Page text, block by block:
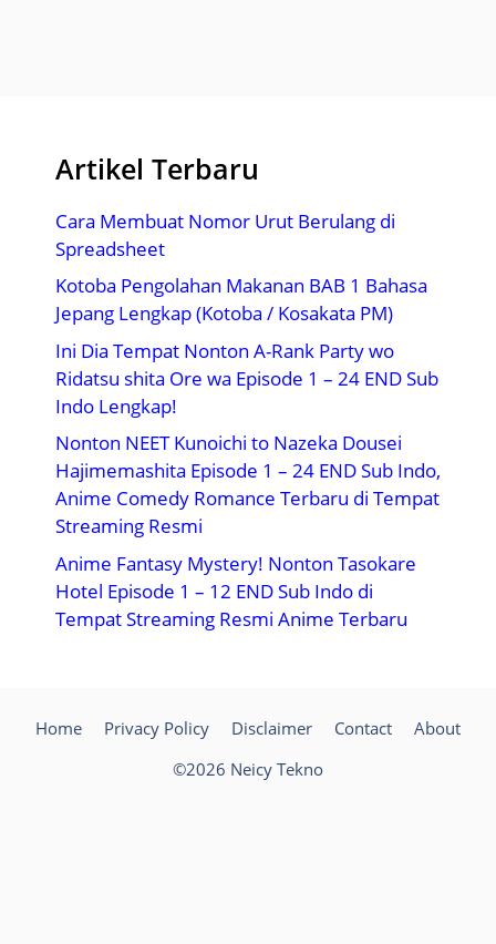
Artikel Terbaru
Cara Membuat Nomor Urut Berulang di
Spreadsheet
Kotoba Pengolahan Makanan BAB 1 Bahasa
Jepang Lengkap (Kotoba / Kosakata PM)
Ini Dia Tempat Nonton A-Rank Party wo
Ridatsu shita Ore wa Episode 1 – 24 END Sub
Indo Lengkap!
Nonton NEET Kunoichi to Nazeka Dousei
Hajimemashita Episode 1 – 24 END Sub Indo,
Anime Comedy Romance Terbaru di Tempat
Streaming Resmi
Anime Fantasy Mystery! Nonton Tasokare
Hotel Episode 1 – 12 END Sub Indo di
Tempat Streaming Resmi Anime Terbaru
Home Privacy Policy Disclaimer Contact
About
©2026 Neicy Tekno